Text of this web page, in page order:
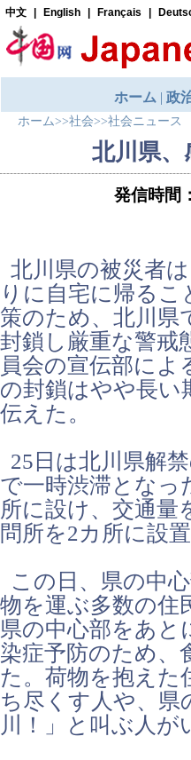
ホーム>>社会>>社会ニュース
北川県、
発信時間：
北川県の被災者
りに自宅に帰る
策のため、北川県
封鎖し厳重な警戒
員会の宣伝部に
の封鎖はやや長い
伝えた。
25日は北川県解
で一時渋滞となっ
所に設け、交通量
問所を2カ所に設
この日、県の中
物を運ぶ多数の住
県の中心部をあと
染症予防のため、
た。荷物を抱えた
ち尽くす人や、県
川！」と叫ぶ人が